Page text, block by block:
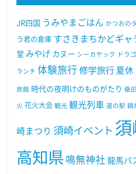
JR四国 うみやまごはん かつおの
う君の倉庫 すさきまちかどギ
堂 みやげ カヌー シーカヤック ドラ
ランチ 体験旅行 修学旅行 夏休
旅館 時代の夜明けのものがたり 桑
火 花火大会 観光 観光列車 道の駅 鍋
崎まつり 須崎イベント 須
高知県 鳴無神社 龍馬パ